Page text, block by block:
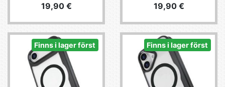
Pris
19,90 € Pris
19,90 €
Finns i lager först Finns i lager först